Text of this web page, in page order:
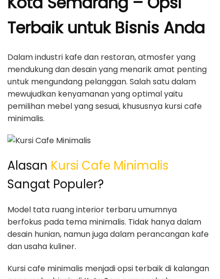
Terbaik untuk Bisnis Anda
Dalam industri kafe dan restoran, atmosfer yang
mendukung dan desain yang menarik amat penting
untuk mengundang pelanggan. Salah satu dalam
mewujudkan kenyamanan yang optimal yaitu
pemilihan mebel yang sesuai, khususnya kursi cafe
minimalis.
Alasan Kursi Cafe Minimalis
Sangat Populer?
Model tata ruang interior terbaru umumnya
berfokus pada tema minimalis. Tidak hanya dalam
desain hunian, namun juga dalam perancangan kafe
dan usaha kuliner.
Kursi cafe minimalis menjadi opsi terbaik di kalangan